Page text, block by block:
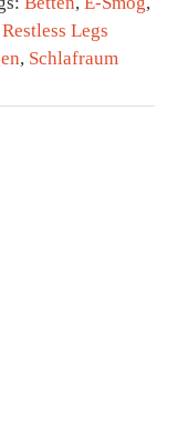
Restless Legs
, Schlafraum